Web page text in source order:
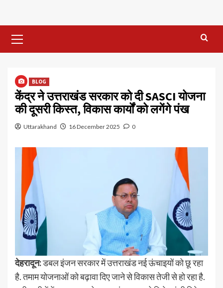
Menu
BLOG
केंद्र ने उत्तराखंड सरकार को दी SASCI योजना
की दूसरी किस्त, विकास कार्यों को लगेंगे पंख
Uttarakhand 16 December 2025 0
देहरादून:डबल इंजन सरकार में उत्तराखंड नई ऊंचाइयों को छू रहा
है. तमाम योजनाओं को बढ़ावा दिए जाने से विकास तेजी से हो रहा है.